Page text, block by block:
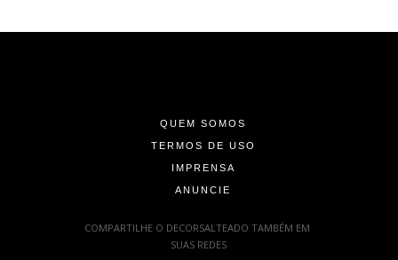
QUEM SOMOS
TERMOS DE USO
IMPRENSA
ANUNCIE
COMPARTILHE O DECORSALTEADO TAMBÉM EM
SUAS REDES